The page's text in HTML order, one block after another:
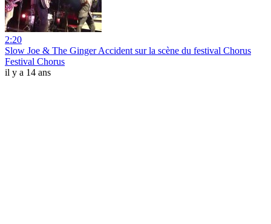
2:20
Slow Joe & The Ginger Accident sur la scène du festival Chorus
Festival Chorus
il y a 14 ans